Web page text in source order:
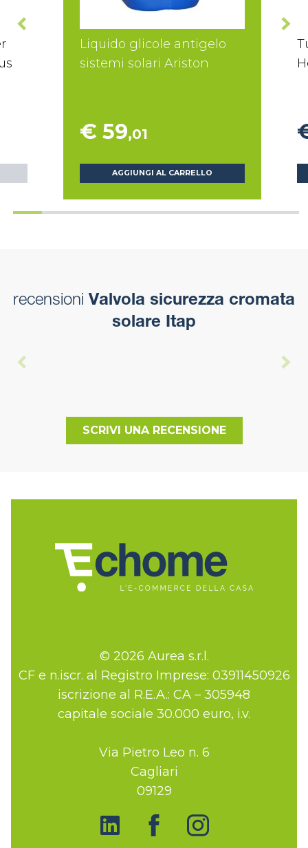
Liquido glicole antigelo
sistemi solari Ariston
€ 59,01
AGGIUNGI AL CARRELLO
recensioni Valvola sicurezza cromata
solare Itap
SCRIVI UNA RECENSIONE
© 2026 Aurea s.r.l.
CF e n.iscr. al Registro Imprese: 03911450926
iscrizione al R.E.A.: CA – 305948
capitale sociale 30.000 euro, i.v.
Via Pietro Leo n. 6
Cagliari
09129